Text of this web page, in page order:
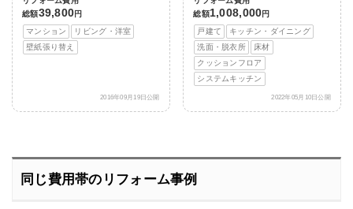
総額39,800円
マンション
リビング・洋室
壁紙張り替え
2016年09月19日公開
総額1,008,000円
戸建て
キッチン・ダイニング
洗面・脱衣所
床材
クッションフロア
システムキッチン
2022年05月10日公開
同じ費用帯のリフォーム事例